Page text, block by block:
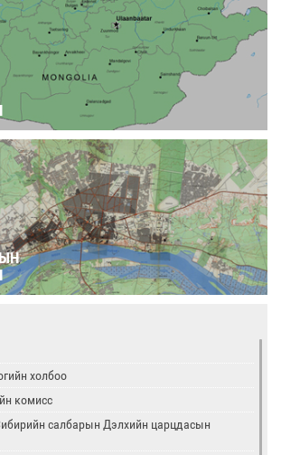
холбоо
комисс
салбарын Дэлхийн царцдасын